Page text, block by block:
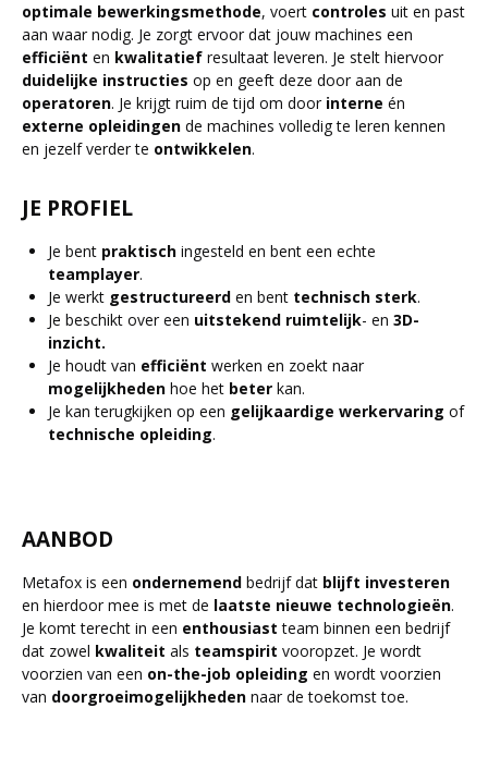
optimale bewerkingsmethode, voert controles uit en past
aan waar nodig. Je zorgt ervoor dat jouw machines een
efficiënt en kwalitatief resultaat leveren. Je stelt hiervoor
duidelijke instructies op en geeft deze door aan de
operatoren. Je krijgt ruim de tijd om door interne én
externe opleidingen de machines volledig te leren kennen
en jezelf verder te ontwikkelen.
JE PROFIEL
Je bent praktisch ingesteld en bent een echte
teamplayer.
Je werkt gestructureerd en bent technisch sterk.
Je beschikt over een uitstekend ruimtelijk- en 3D-
inzicht.
Je houdt van efficiënt werken en zoekt naar
mogelijkheden hoe het beter kan.
Je kan terugkijken op een gelijkaardige werkervaring of
technische opleiding.
AANBOD
Metafox is een ondernemend bedrijf dat blijft investeren
en hierdoor mee is met de laatste nieuwe technologieën.
Je komt terecht in een enthousiast team binnen een bedrijf
dat zowel kwaliteit als teamspirit vooropzet. Je wordt
voorzien van een on-the-job opleiding en wordt voorzien
van doorgroeimogelijkheden naar de toekomst toe.